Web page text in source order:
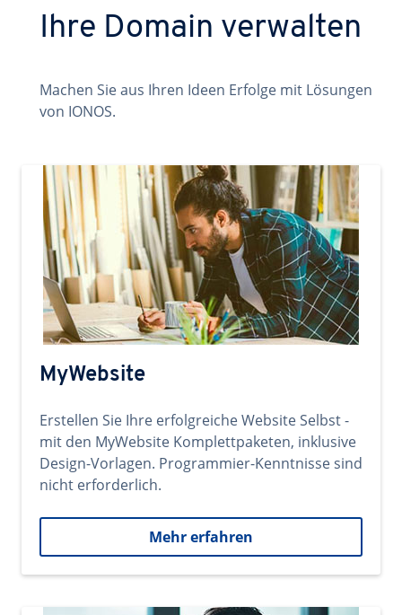
Ihre Domain verwalten
Machen Sie aus Ihren Ideen Erfolge mit Lösungen
von IONOS.
MyWebsite
Erstellen Sie Ihre erfolgreiche Website Selbst -
mit den MyWebsite Komplettpaketen, inklusive
Design-Vorlagen. Programmier-Kenntnisse sind
nicht erforderlich.
Mehr erfahren